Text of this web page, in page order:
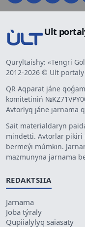
Ult
Quryltaishy: «Tengri
2012-2026 © Ult portaly
QR Aqparat jáne
komitetiniń
Avtorlyq jáne jarnama
Sait materialdaryn
mindetti. Avtorlar pikiri
bermeýi múmkin.
mazmunyna jarnama
REDAKTSIIA
Jarnama
Joba týraly
Qupiialylyq saiasaty